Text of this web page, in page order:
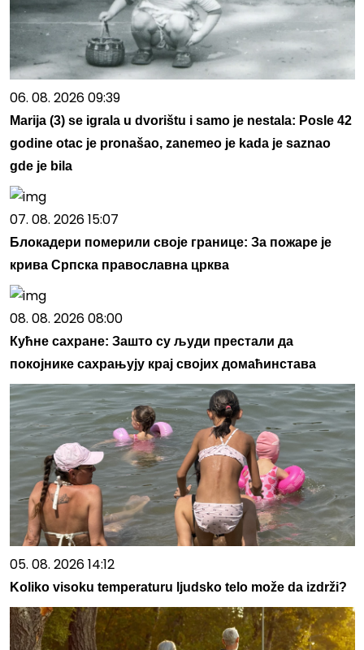
06. 08. 2026 09:39
Marija (3) se igrala u dvorištu i samo je nestala: Posle 42
godine otac je pronašao, zanemeo je kada je saznao
gde je bila
07. 08. 2026 15:07
Блокадери померили своје границе: За пожаре је
крива Српска православна црква
08. 08. 2026 08:00
Кућне сахране: Зашто су људи престали да
покојнике сахрањују крај својих домаћинстава
05. 08. 2026 14:12
Koliko visoku temperaturu ljudsko telo može da izdrži?